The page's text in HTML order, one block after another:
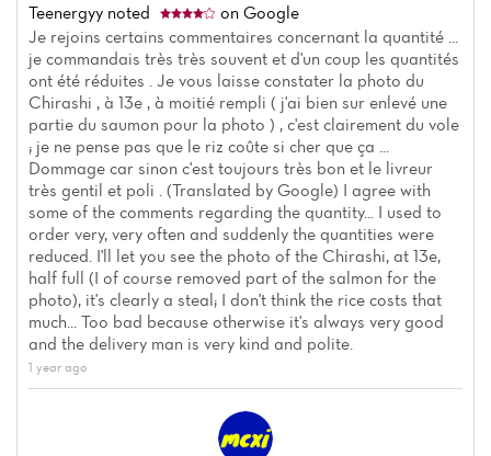
Teenergyy noted
on Google
Je rejoins certains commentaires concernant la quantité ...
je commandais très très souvent et d'un coup les quantités
ont été réduites . Je vous laisse constater la photo du
Chirashi , à 13e , à moitié rempli ( j'ai bien sur enlevé une
partie du saumon pour la photo ) , c'est clairement du vole
; je ne pense pas que le riz coûte si cher que ça ...
Dommage car sinon c'est toujours très bon et le livreur
très gentil et poli . (Translated by Google) I agree with
some of the comments regarding the quantity... I used to
order very, very often and suddenly the quantities were
reduced. I'll let you see the photo of the Chirashi, at 13e,
half full (I of course removed part of the salmon for the
photo), it's clearly a steal; I don't think the rice costs that
much... Too bad because otherwise it's always very good
and the delivery man is very kind and polite.
1 year ago